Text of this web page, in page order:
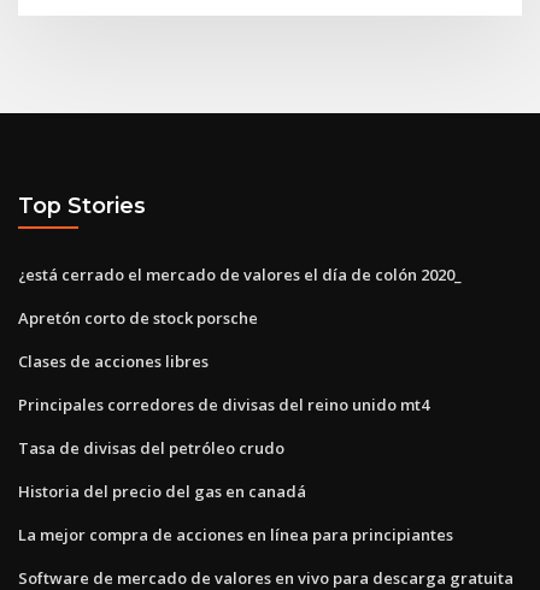
Top Stories
¿está cerrado el mercado de valores el día de colón 2020_
Apretón corto de stock porsche
Clases de acciones libres
Principales corredores de divisas del reino unido mt4
Tasa de divisas del petróleo crudo
Historia del precio del gas en canadá
La mejor compra de acciones en línea para principiantes
Software de mercado de valores en vivo para descarga gratuita